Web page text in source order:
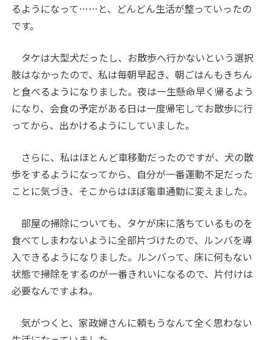
るようになって……と、どんどん生活が整っていったの
です。
タケは大型犬だったし、お散歩へ行かないという選択
肢はなかったので、私は毎朝早起き、朝ごはんもきちん
と食べるようになりました。夜は一生懸命早く帰るよう
になり、会食の予定がある日は一度帰宅してお散歩に行
ってから、出かけるようにしていました。
さらに、私はほとんど車移動だったのですが、犬の散
歩をするようになってから、自分が一番運動不足だった
ことに気づき、そこからはほぼ電車通勤に変えました。
部屋の掃除についても、タケが床に落ちているものを
食べてしまわないように全部片づけたので、ルンバを導
入できるようになりました。ルンバって、床に何もない
状態で掃除をするのが一番きれいになるので、片付けは
必要なんですよね。
気がつくと、家政婦さんに頼もうなんて全く思わない